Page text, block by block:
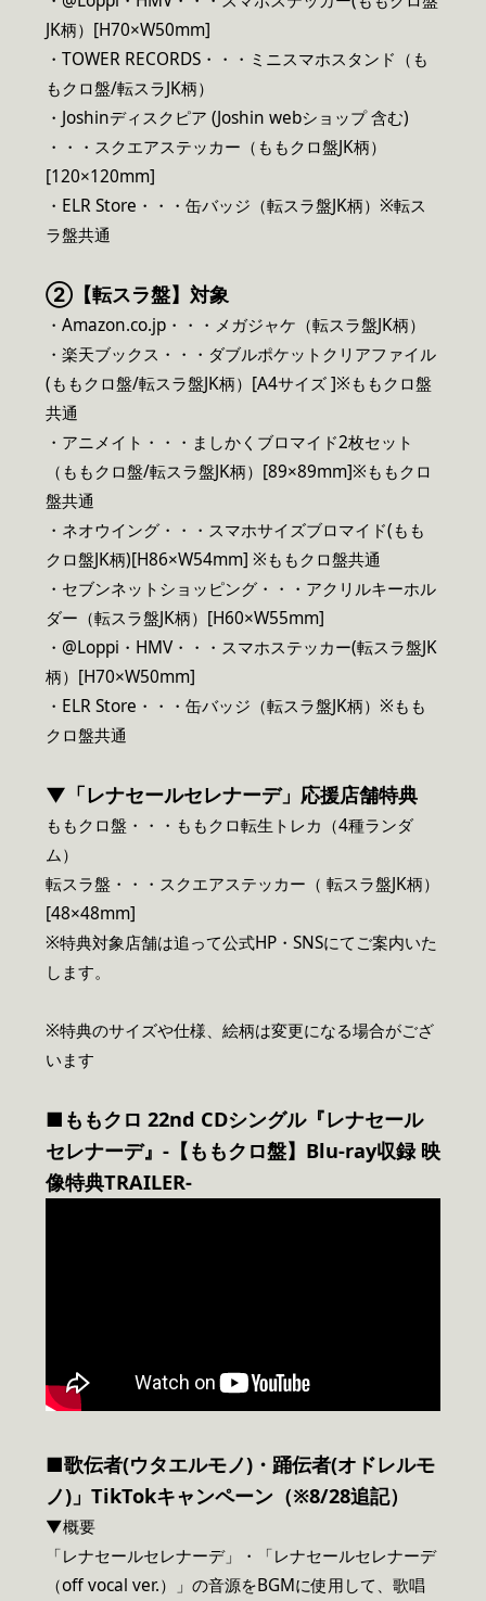
JK柄）[H70×W50mm]
・TOWER RECORDS・・・ミニスマホスタンド（も
もクロ盤/転スラJK柄）
・Joshinディスクピア (Joshin webショップ 含む)
・・・スクエアステッカー（ももクロ盤JK柄）
[120×120mm]
・ELR Store・・・缶バッジ（転スラ盤JK柄）※転ス
ラ盤共通
②【転スラ盤】対象
・Amazon.co.jp・・・メガジャケ（転スラ盤JK柄）
・楽天ブックス・・・ダブルポケットクリアファイル
(ももクロ盤/転スラ盤JK柄）[A4サイズ ]※ももクロ盤
共通
・アニメイト・・・ましかくブロマイド2枚セット
（ももクロ盤/転スラ盤JK柄）[89×89mm]※ももクロ
盤共通
・ネオウイング・・・スマホサイズブロマイド(もも
クロ盤JK柄)[H86×W54mm] ※ももクロ盤共通
・セブンネットショッピング・・・アクリルキーホル
ダー（転スラ盤JK柄）[H60×W55mm]
・@Loppi・HMV・・・スマホステッカー(転スラ盤JK
柄）[H70×W50mm]
・ELR Store・・・缶バッジ（転スラ盤JK柄）※もも
クロ盤共通
▼「レナセールセレナーデ」応援店舗特典
ももクロ盤・・・ももクロ転生トレカ（4種ランダ
ム）
転スラ盤・・・スクエアステッカー（ 転スラ盤JK柄）
[48×48mm]
※特典対象店舗は追って公式HP・SNSにてご案内いた
します。
※特典のサイズや仕様、絵柄は変更になる場合がござ
います
■ももクロ 22nd CDシングル『レナセール
セレナーデ』-【ももクロ盤】Blu-ray収録 映
像特典TRAILER-
■歌伝者(ウタエルモノ)・踊伝者(オドレルモ
ノ)」TikTokキャンペーン（※8/28追記）
▼概要
「レナセールセレナーデ」・「レナセールセレナーデ
（off vocal ver.）」の音源をBGMに使用して、歌唱